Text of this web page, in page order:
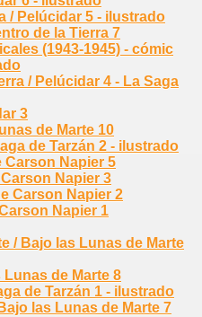
/ Pelúcidar 5 - ilustrado
de la Tierra 7
(1943-1945) - cómic
/ Pelúcidar 4 - La Saga
3
de Marte 10
de Tarzán 2 - ilustrado
Carson Napier 5
Napier 3
Carson Napier 2
Napier 1
/ Bajo las Lunas de Marte
Lunas de Marte 8
de Tarzán 1 - ilustrado
las Lunas de Marte 7